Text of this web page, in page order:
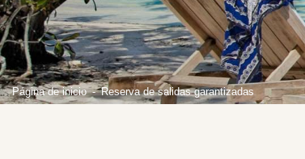
Página de inicio Reserva de salidas garantizadas